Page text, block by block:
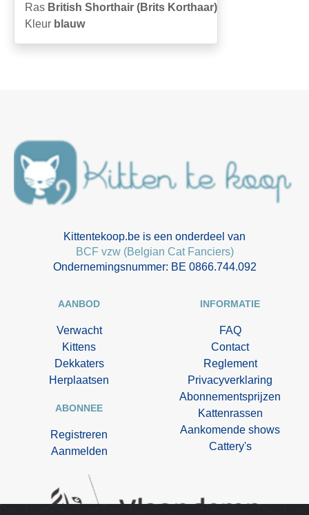
Ras British Shorthair (Brits Korthaar)
Kleur blauw
Kittentekoop.be is een onderdeel van
BCF vzw (Belgian Cat Fanciers)
Ondernemingsnummer: BE 0866.744.092
AANBOD
Verwacht
Kittens
Dekkaters
Herplaatsen
ABONNEE
Registreren
Aanmelden
INFORMATIE
FAQ
Contact
Reglement
Privacyverklaring
Abonnementsprijzen
Kattenrassen
Aankomende shows
Cattery's